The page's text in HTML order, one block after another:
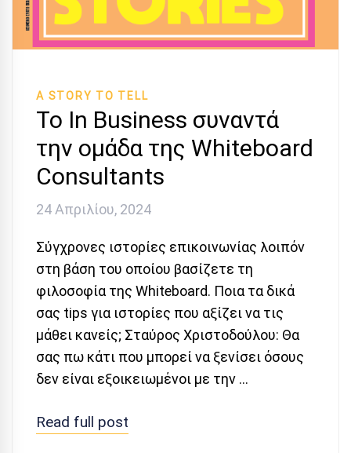
A STORY TO TELL
Το In Business συναντά
την ομάδα της Whiteboard
Consultants
24 Απριλίου, 2024
Σύγχρονες ιστορίες επικοινωνίας λοιπόν
στη βάση του οποίου βασίζετε τη
φιλοσοφία της Whiteboard. Ποια τα δικά
σας tips για ιστορίες που αξίζει να τις
μάθει κανείς; Σταύρος Χριστοδούλου: Θα
σας πω κάτι που μπορεί να ξενίσει όσους
δεν είναι εξοικειωμένοι με την …
Read full post